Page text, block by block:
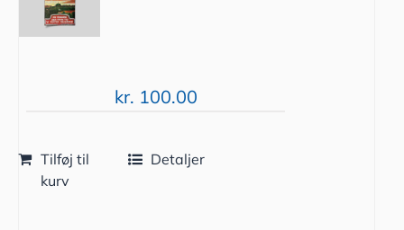
kr. 100.00
Tilføj til
kurv
Detaljer